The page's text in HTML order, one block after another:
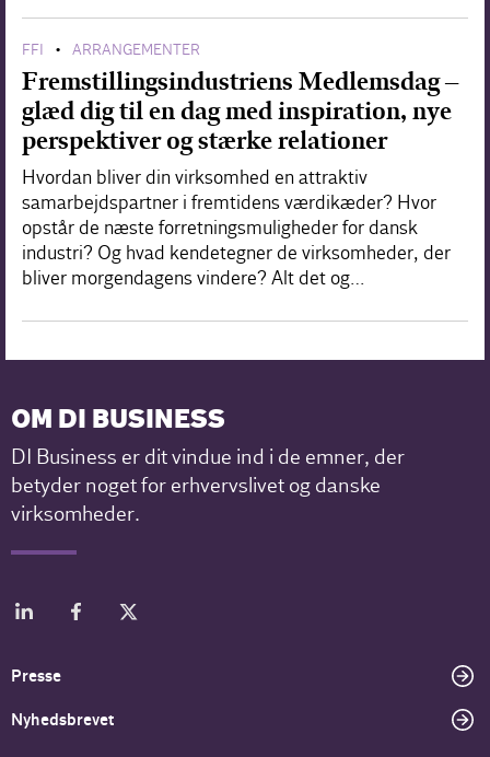
FFI • ARRANGEMENTER
Fremstillingsindustriens Medlemsdag –
glæd dig til en dag med inspiration, nye
perspektiver og stærke relationer
Hvordan bliver din virksomhed en attraktiv
samarbejdspartner i fremtidens værdikæder? Hvor
opstår de næste forretningsmuligheder for dansk
industri? Og hvad kendetegner de virksomheder, der
bliver morgendagens vindere? Alt det og…
OM DI BUSINESS
DI Business er dit vindue ind i de emner, der
betyder noget for erhvervslivet og danske
virksomheder.
Presse
Nyhedsbrevet